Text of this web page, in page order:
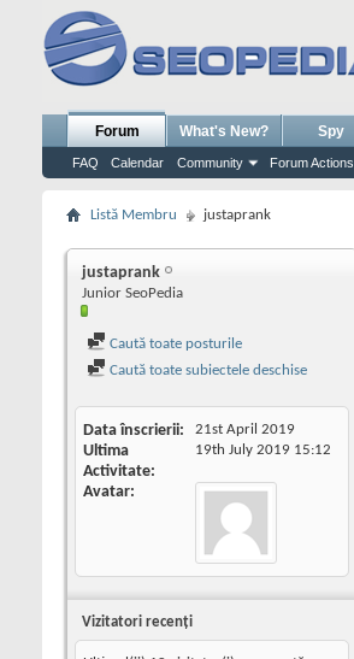
Forum
FAQ Calendar Community Forum Actions
What's New? Spy
Listă Membru justaprank
justaprank
Junior SeoPedia
Caută toate posturile
Caută toate subiectele deschise
Data înscrierii 21st April 2019
Ultima
Activitate
19th July 2019 15:12
Avatar
Vizitatori recenţi